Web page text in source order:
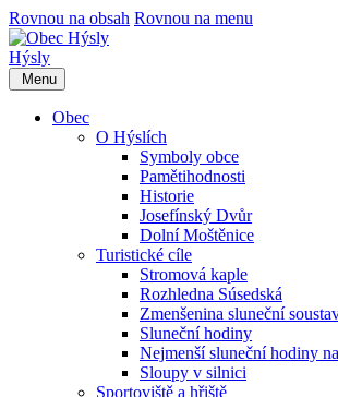
Rovnou na obsah Rovnou na menu
Hýsly
Menu
Obec
O Hýslích
Symboly obce
Pamětihodnosti
Historie
Josefínský Dvůr
Dolní Moštěnice
Turistické cíle
Stromová kaple
Rozhledna Súsedská
Zmenšenina sluneční
Sluneční hodiny
Nejmenší sluneční hodiny
Sloupy v silnici
Sportoviště a hřiště